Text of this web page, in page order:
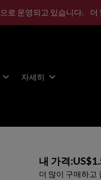
로 운영되고 있습니다. 더
자세히
내 가격:
더 많이 구매하고